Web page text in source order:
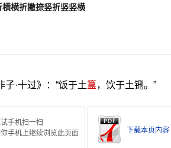
横折撇捺竖折竖竖横
·十过》：“饭于土簋，饮于土铏。”
手机扫一扫
手机上继续浏览此页面
下载本页内容